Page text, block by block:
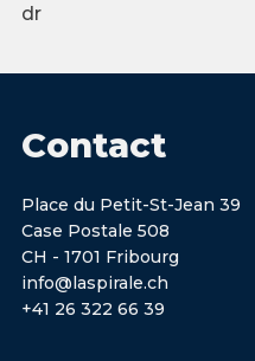
dr
Contact
Place du Petit-St-Jean 39
Case Postale 508
CH - 1701 Fribourg
info@laspirale.ch
+41 26 322 66 39